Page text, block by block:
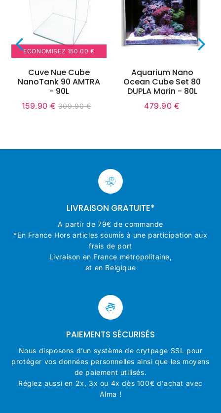
ECONOMISEZ 150.00 €
Cuve Nue Cube
NanoTank 90 AMTRA
- 90L
Prix
159.90 € 159.90
Prix
309.90 €309.90
Aquarium Nano
Ocean Cube Set 80
DUPLA Marin - 80L
Prix
479.90 €
LIVRAISON GRATUITE*
A partir de 79€ de commande
*En France Hors articles soumis à une participation aux
frais de port
Livraison en France métropolitaine,
et en Belgique
PAIEMENTS SÉCURISÉS
Nous disposons d’un système de crytpage SSL pour
protéger vos données personnelles ainsi que les moyens
de paiement utilisés.
Réglez aussi en 2x, 3x ou 4x dès 100€ d'achat avec
Alma !